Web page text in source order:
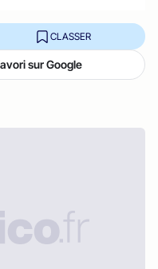
CLASSER
sur Google